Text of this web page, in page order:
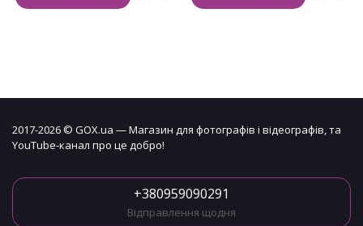
2017-2026 © GOX.ua — Магазин для фотографів і відеографів, та
YouTube-канал про це добро!
+380959090291
Відправлення щодня